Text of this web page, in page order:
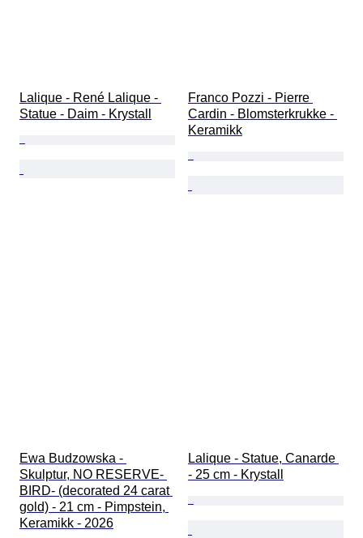
Lalique - René Lalique -
Statue - Daim - Krystall
Franco Pozzi - Pierre
Cardin - Blomsterkrukke -
Keramikk
Ewa Budzowska -
Skulptur, NO RESERVE-
BIRD- (decorated 24 carat
gold) - 21 cm - Pimpstein,
Keramikk - 2026
Lalique - Statue, Canarde
- 25 cm - Krystall